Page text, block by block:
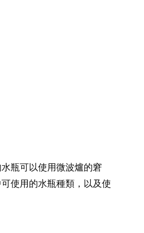
瓶可以使用微波爐的窘
使用的水瓶種類，以及使